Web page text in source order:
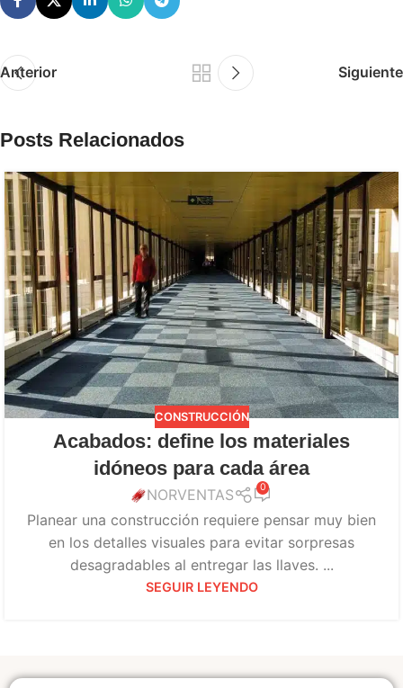
Anterior Siguiente
Posts Relacionados
CONSTRUCCIÓN
Acabados: define los materiales
idóneos para cada área
NORVENTAS 0
Planear una construcción requiere pensar muy bien
en los detalles visuales para evitar sorpresas
desagradables al entregar las llaves. ...
SEGUIR LEYENDO